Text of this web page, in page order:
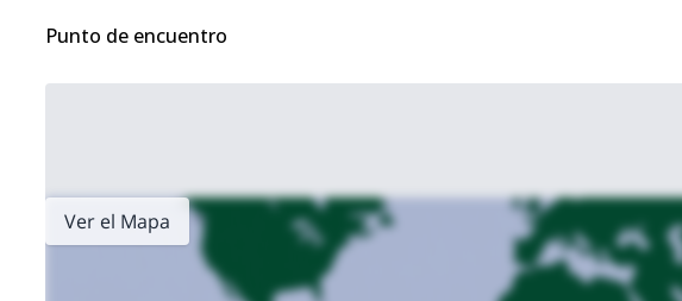
Punto de encuentro
Ver el Mapa